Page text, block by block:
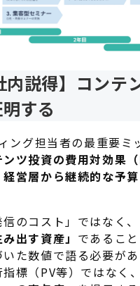
内説得】コンテ
する
ング担当者の最重要ミ
ンツ投資の費用対効果
営層から継続的な予
のコスト」ではなく、
出す資産」 であるこ
た数値で語る必要が
標（PV等）ではなく